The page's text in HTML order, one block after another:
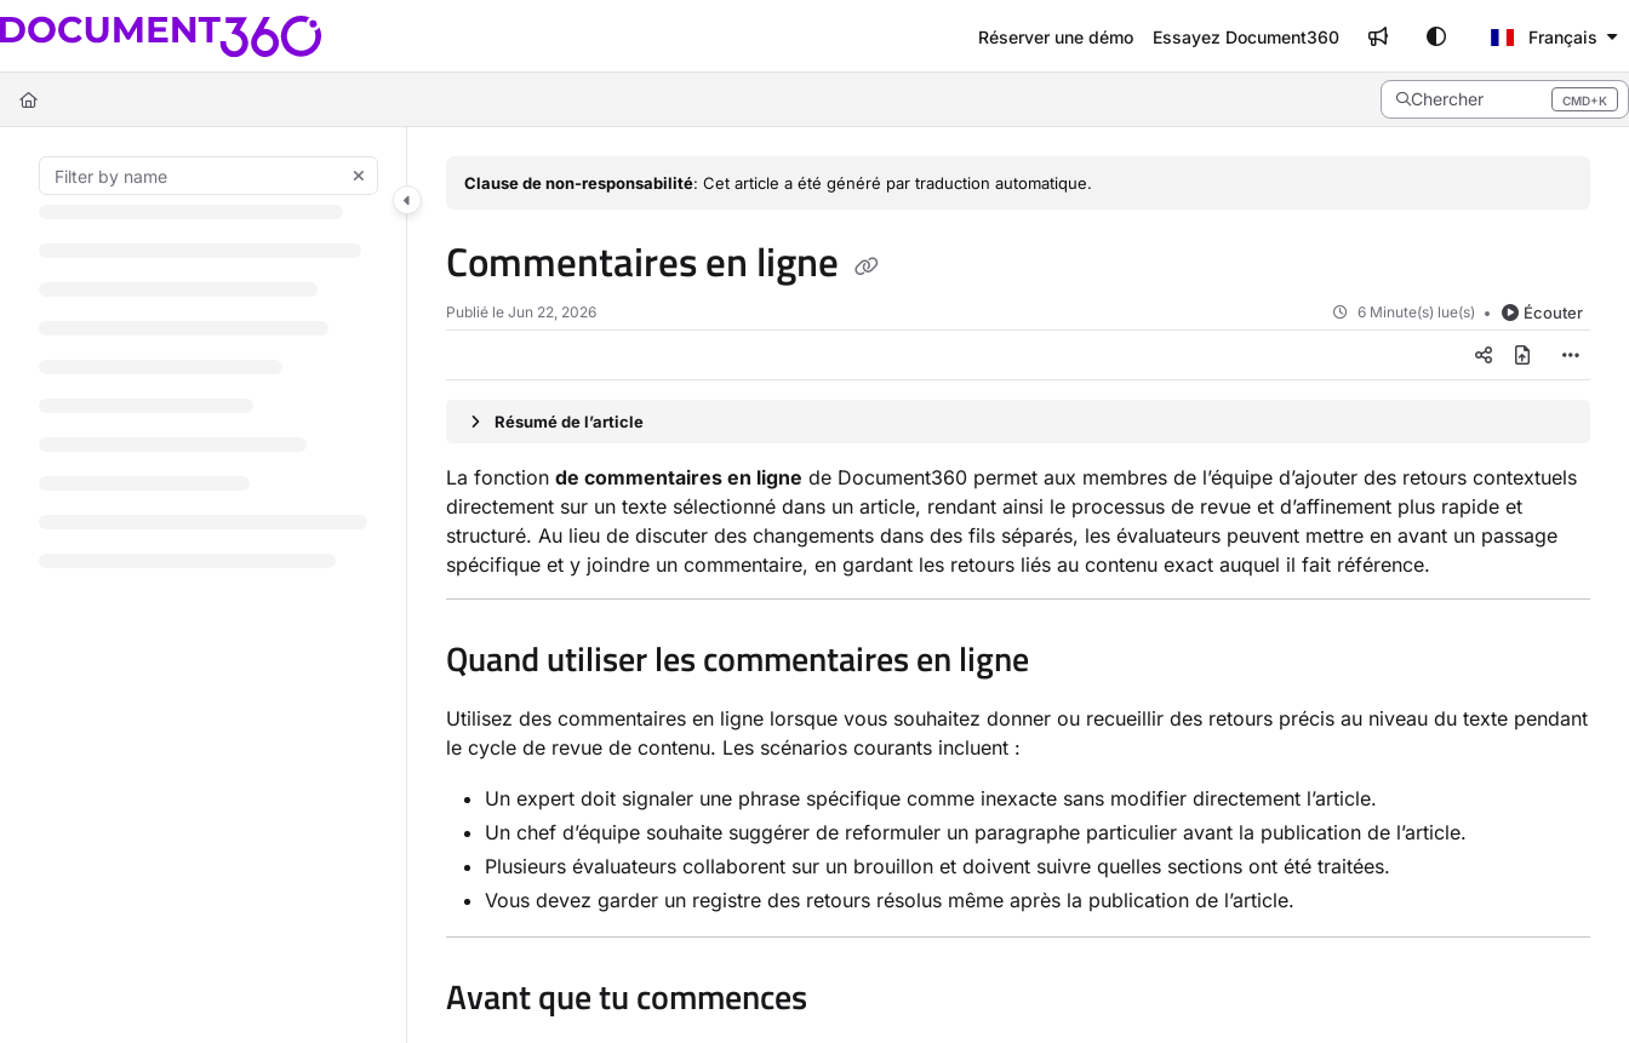
Documentation Index
Fetch the complete documentation index at:
Use this file to discover all available pages before exploring further.
Réserver une démo Essayez Document360 Français
Chercher CMD+K
Press CMD+K to open search
Clause de non-responsabilité: Cet article a été généré par traduction automatique.
Commentaires en ligne
Publié le Jun 22, 2026 6 Minute(s) lue(s) Écouter
Résumé de l’article
La fonction de commentaires en ligne de Document360 permet aux membres de l’équipe d’ajouter des retours contextuels
directement sur un texte sélectionné dans un article, rendant ainsi le processus de revue et d’affinement plus rapide et
structuré. Au lieu de discuter des changements dans des fils séparés, les évaluateurs peuvent mettre en avant un passage
spécifique et y joindre un commentaire, en gardant les retours liés au contenu exact auquel il fait référence.
Quand utiliser les commentaires en ligne
Utilisez des commentaires en ligne lorsque vous souhaitez donner ou recueillir des retours précis au niveau du texte pendant
le cycle de revue de contenu. Les scénarios courants incluent :
Un expert doit signaler une phrase spécifique comme inexacte sans modifier directement l’article.
Un chef d’équipe souhaite suggérer de reformuler un paragraphe particulier avant la publication de l’article.
Plusieurs évaluateurs collaborent sur un brouillon et doivent suivre quelles sections ont été traitées.
Vous devez garder un registre des retours résolus même après la publication de l’article.
Avant que tu commences